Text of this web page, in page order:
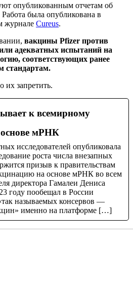
опубликованным отчетам об
была опубликована в
журнале Cureus.
вакцины Pfizer против
адекватных испытаний на
соответствующих ранее
стандартам.
их запретить.
к всемирному
основе мРНК
исследователей опубликовала
роста числа внезапных
призыв к правительствам
на основе мРНК во всем
директора Гамалеи Дениса
году пообещал в России
называемых консервов —
именно на платформе […]